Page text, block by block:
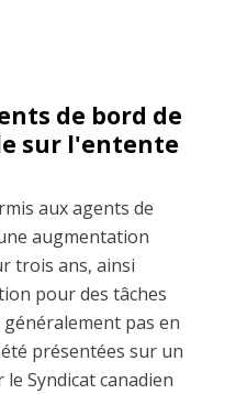
de bord de
sur l'entente
aux agents de
augmentation
trois ans, ainsi
pour des tâches
pas en
présentées sur un
Syndicat canadien